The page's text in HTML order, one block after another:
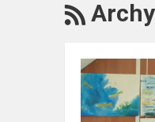
RSS
Druskininkų
savivaldybės
mokinių